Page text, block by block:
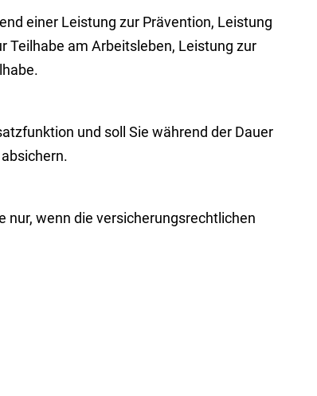
einer Leistung zur Prävention, Leistung
Teilhabe am Arbeitsleben, Leistung zur
und soll Sie während der Dauer
nur, wenn die versicherungsrechtlichen